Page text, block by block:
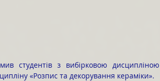
«Розпис та декорування кераміки».